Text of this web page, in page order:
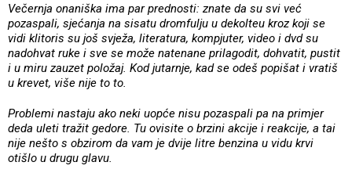
Večernja onaniška ima par prednosti: znate da su svi već
pozaspali, sjećanja na sisatu dromfulju u dekolteu kroz koji se
vidi klitoris su još svježa, literatura, kompjuter, video i dvd su
nadohvat ruke i sve se može natenane prilagodit, dohvatit, pustit
i u miru zauzet položaj. Kod jutarnje, kad se odeš popišat i vratiš
u krevet, više nije to to.
Problemi nastaju ako neki uopće nisu pozaspali pa na primjer
deda uleti tražit gedore. Tu ovisite o brzini akcije i reakcije, a tai
nije nešto s obzirom da vam je dvije litre benzina u vidu krvi
otišlo u drugu glavu.